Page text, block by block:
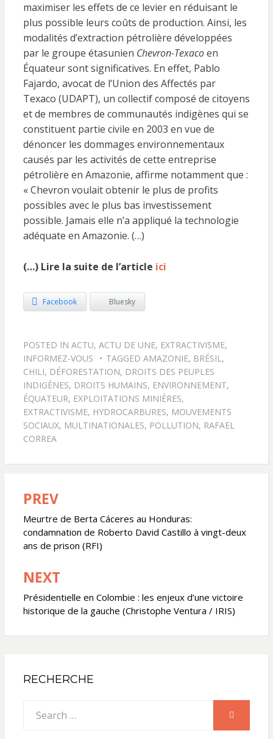
maximiser les effets de ce levier en réduisant le
plus possible leurs coûts de production. Ainsi, les
modalités d’extraction pétrolière développées
par le groupe étasunien Chevron-Texacoen
Équateur sont significatives. En effet, Pablo
Fajardo, avocat de l’Union des Affectés par
Texaco (UDAPT), un collectif composé de citoyens
et de membres de communautés indigènes qui se
constituent partie civile en 2003 en vue de
dénoncer les dommages environnementaux
causés par les activités de cette entreprise
pétrolière en Amazonie, affirme notamment que :
« Chevron voulait obtenir le plus de profits
possibles avec le plus bas investissement
possible. Jamais elle n’a appliqué la technologie
adéquate en Amazonie. (…)
(…) Lire la suite de l’article ici
Facebook Bluesky
POSTED IN ACTU, ACTU DE UNE, EXTRACTIVISME,
INFORMEZ-VOUS
TAGGED AMAZONIE, BRÉSIL ,
CHILI, DÉFORESTATION, DROITS DES PEUPLES
INDIGÈNES, DROITS HUMAINS, ENVIRONNEMENT,
ÉQUATEUR, EXPLOITATIONS MINIÈRES,
EXTRACTIVISME, HYDROCARBURES, MOUVEMENTS
SOCIAUX, MULTINATIONALES, POLLUTION, RAFAEL
CORREA
Navigation
de
l’article
PREV
Meurtre de Berta Cáceres au Honduras:
condamnation de Roberto David Castillo à vingt-deux
ans de prison (RFI)
NEXT
Présidentielle en Colombie : les enjeux d’une victoire
historique de la gauche (Christophe Ventura / IRIS)
RECHERCHE
for:
SEARCH